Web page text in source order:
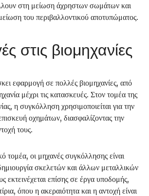
στη μείωση άχρηστων σωμάτων και
του περιβαλλοντικού αποτυπώματος.
στις βιομηχανίες
εφαρμογή σε πολλές βιομηχανίες, από
μέχρι τις κατασκευές. Στον τομέα της
η συγκόλληση χρησιμοποιείται για την
οχημάτων, διασφαλίζοντας την
τους.
τομέα, οι μηχανές συγκόλλησης είναι
σκελετών και άλλων μεταλλικών
επίσης σε έργα υποδομής,
όπου η ακεραιότητα και η αντοχή είναι